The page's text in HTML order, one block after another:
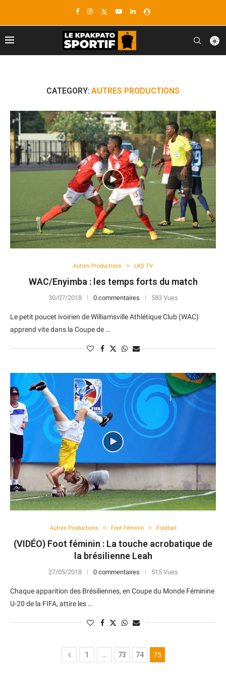
CATEGORY: AUTRES PRODUCTIONS
Autres Productions LKS TV
WAC/Enyimba : les temps forts du match
30/07/2018 0 commentaires 583 Vues
Le petit poucet ivoirien de Williamsville Athlétique Club (WAC)
apprend vite dans la Coupe de …
Autres Productions Foot Féminin Football
(VIDÉO) Foot féminin : La touche acrobatique de
la brésilienne Leah
27/05/2018 0 commentaires 515 Vues
Chaque apparition des Brésiliennes, en Coupe du Monde Féminine
U-20 de la FIFA, attire les …
1 … 73 74 75